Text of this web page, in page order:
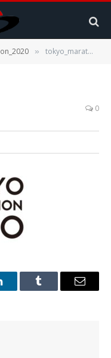
» tokyo_marathon_2020
0
Tumblr Email